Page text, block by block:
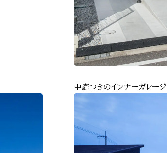
中庭つきのインナーガレージ